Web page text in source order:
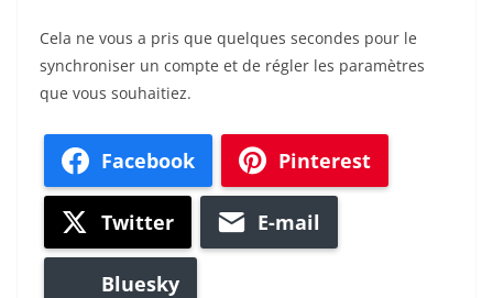
Cela ne vous a pris que quelques secondes pour le
synchroniser un compte et de régler les paramètres
que vous souhaitiez.
Facebook Pinterest
Twitter E-mail
Bluesky